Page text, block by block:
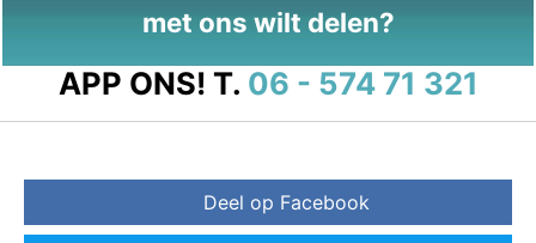
met ons wilt delen?
APP ONS! T. 06 - 574 71 321
Deel op Facebook